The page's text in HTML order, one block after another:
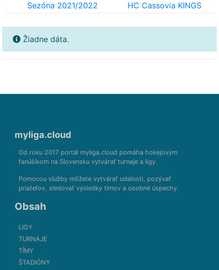
Sezóna 2021/2022
HC Cassovia KINGS
Žiadne dáta.
myliga.cloud
Od roku 2017 portál myliga.cloud pomáha hokejovým
fanúšikom na Slovensku vytvárať turnaje a ligy.
Pomocou služby môžete vytvárať udalosti, pozývať
priateľov, sledovať výsledky tímov a osobné úspechy.
Obsah
LIGY
TURNAJE
TÍMY
ŠTADIÓNY